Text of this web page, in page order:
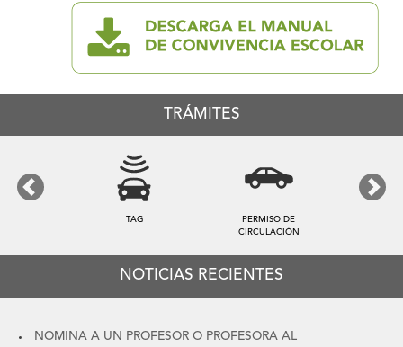
TRÁMITES
TAG
PERMISO DE
CIRCULACIÓN
Previous Next
NOTICIAS RECIENTES
NOMINA A UN PROFESOR O PROFESORA AL